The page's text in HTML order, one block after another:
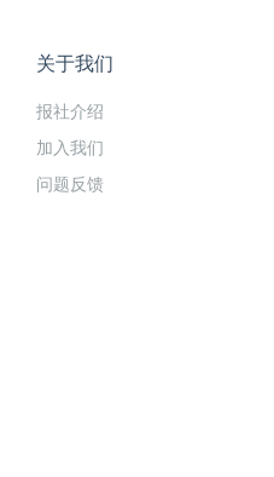
关于我们
报社介绍
加入我们
问题反馈